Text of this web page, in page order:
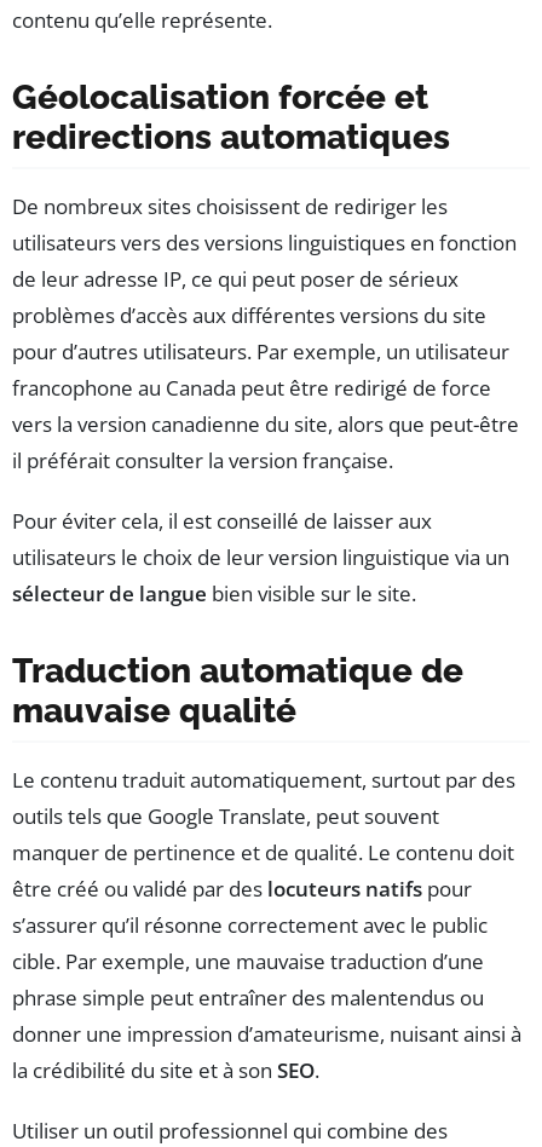
contenu qu’elle représente.
Géolocalisation forcée et
redirections automatiques
De nombreux sites choisissent de rediriger les
utilisateurs vers des versions linguistiques en fonction
de leur adresse IP, ce qui peut poser de sérieux
problèmes d’accès aux différentes versions du site
pour d’autres utilisateurs. Par exemple, un utilisateur
francophone au Canada peut être redirigé de force
vers la version canadienne du site, alors que peut-être
il préférait consulter la version française.
Pour éviter cela, il est conseillé de laisser aux
utilisateurs le choix de leur version linguistique via un
sélecteur de langue bien visible sur le site.
Traduction automatique de
mauvaise qualité
Le contenu traduit automatiquement, surtout par des
outils tels que Google Translate, peut souvent
manquer de pertinence et de qualité. Le contenu doit
être créé ou validé par des locuteurs natifs pour
s’assurer qu’il résonne correctement avec le public
cible. Par exemple, une mauvaise traduction d’une
phrase simple peut entraîner des malentendus ou
donner une impression d’amateurisme, nuisant ainsi à
la crédibilité du site et à son SEO.
Utiliser un outil professionnel qui combine des